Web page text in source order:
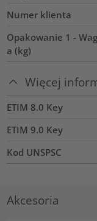
Numer klienta
Opakowanie 1 - Wag
a (kg)
Więcej
ETIM 8.0 Key
ETIM 9.0 Key
Kod UNSPSC
Akcesoria